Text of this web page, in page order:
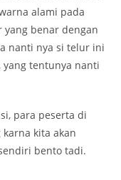
alami pada
yang benar dengan
nanti nya si telur ini
yang tentunya nanti
para peserta di
kita akan
bento tadi.